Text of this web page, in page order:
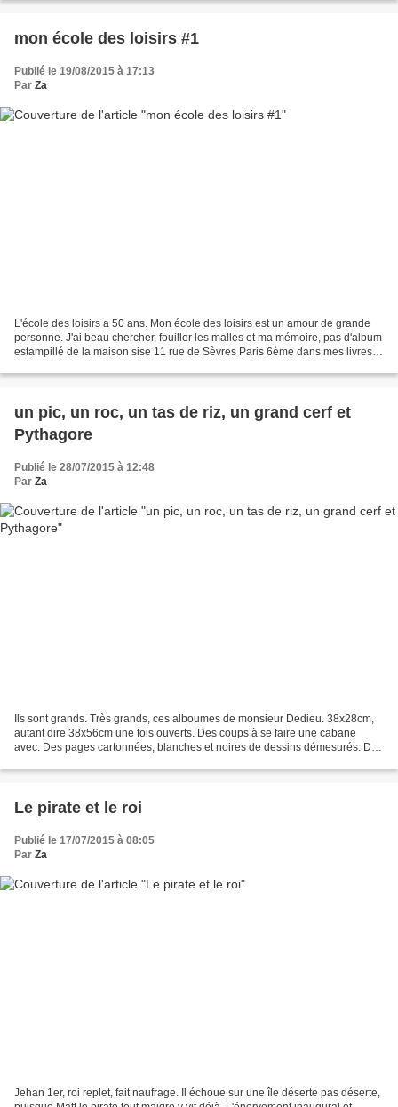
mon école des loisirs #1
Publié le 19/08/2015 à 17:13
Par Za
L'école des loisirs a 50 ans. Mon école des loisirs est un amour de grande
personne. J'ai beau chercher, fouiller les malles et ma mémoire, pas d'album
estampillé de la maison sise 11 rue de Sèvres Paris 6ème dans mes livres
un pic, un roc, un tas de riz, un grand cerf et
Pythagore
Publié le 28/07/2015 à 12:48
Par Za
Ils sont grands. Très grands, ces alboumes de monsieur Dedieu. 38x28cm,
autant dire 38x56cm une fois ouverts. Des coups à se faire une cabane
avec. Des pages cartonnées, blanches et noires de dessins démesurés. De
Le pirate et le roi
Publié le 17/07/2015 à 08:05
Par Za
Jehan 1er, roi replet, fait naufrage. Il échoue sur une île déserte pas déserte,